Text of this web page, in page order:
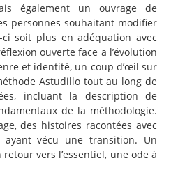
également un ouvrage de
personnes souhaitant modifier
soit plus en adéquation avec
ouverte face a l’évolution
et identité, un coup d’œil sur
Astudillo tout au long de
incluant la description de
de la méthodologie.
des histoires racontées avec
vécu une transition. Un
vers l’essentiel, une ode à